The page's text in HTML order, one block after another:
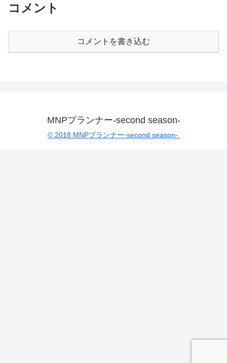
コメント
コメントを書き込む
MNPプランナー-second season-
© 2018 MNPプランナー-second season-.